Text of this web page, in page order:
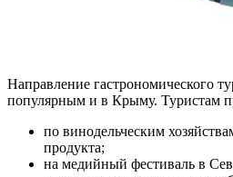
Направление гастрономического
популярным и в Крыму. Туристам
по винодельческим
продукта;
на медийный фестиваль в